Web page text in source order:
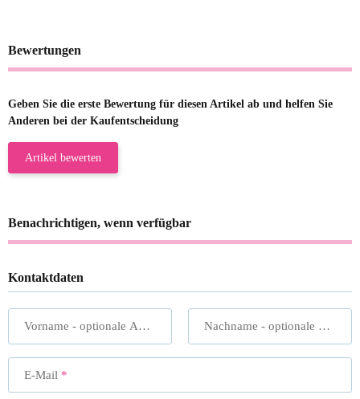
Bewertungen
Geben Sie die erste Bewertung für diesen Artikel ab und helfen Sie
Anderen bei der Kaufentscheidung
Artikel bewerten
Benachrichtigen, wenn verfügbar
Kontaktdaten
Vorname - optionale Angabe Nachname - optionale Angabe
E-Mail